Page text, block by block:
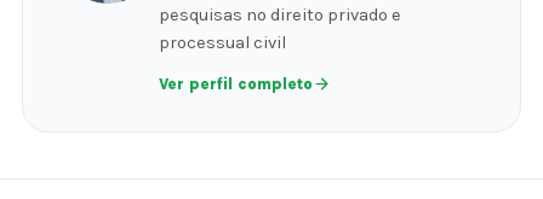
pesquisas no direito privado e
processual civil
Ver perfil completo